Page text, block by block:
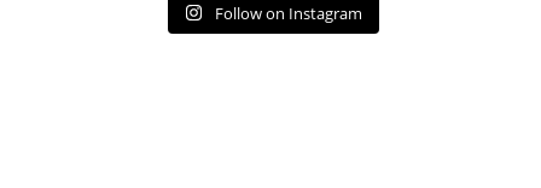
Follow on Instagram